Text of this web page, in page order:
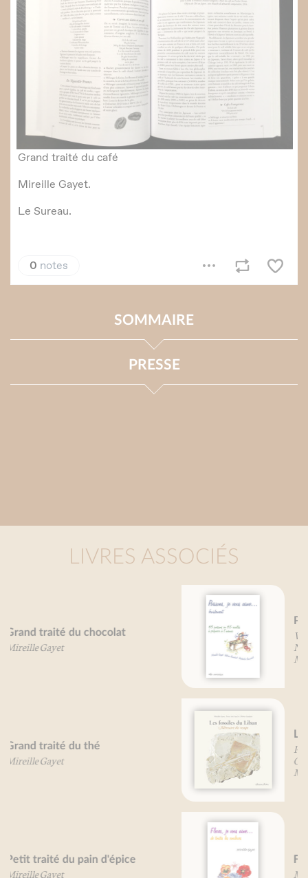
SOMMAIRE
PRESSE
LIVRES ASSOCIÉS
Valérie Gaudant
Les fossiles du Liban
Fleurs, je vous aime...